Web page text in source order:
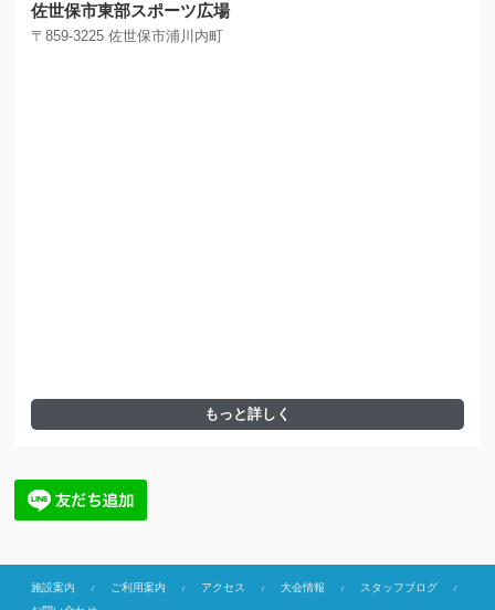
佐世保市東部スポーツ広場
〒859-3225 佐世保市浦川内町
もっと詳しく
施設案内 ご利用案内 アクセス 大会情報
スタッフブログ